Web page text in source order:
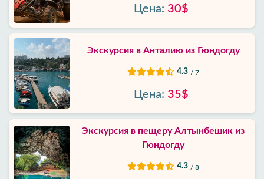
Цена: 30$
Экскурсия в Анталию из Гюндогду
4.3 / 7
Цена: 35$
Экскурсия в пещеру Алтынбешик из
Гюндогду
4.3 / 8